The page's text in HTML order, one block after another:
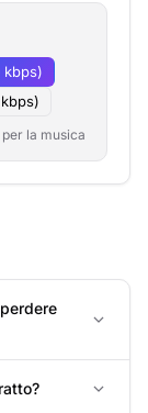
kbps)
la musica